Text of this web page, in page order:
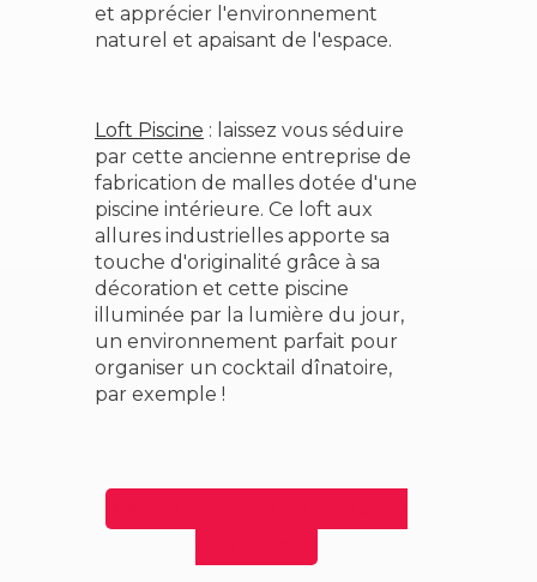
et apprécier l'environnement
naturel et apaisant de l'espace.
Loft Piscine : laissez vous séduire
par cette ancienne entreprise de
fabrication de malles dotée d'une
piscine intérieure. Ce loft aux
allures industrielles apporte sa
touche d'originalité grâce à sa
décoration et cette piscine
illuminée par la lumière du jour,
un environnement parfait pour
organiser un cocktail dînatoire,
par exemple !